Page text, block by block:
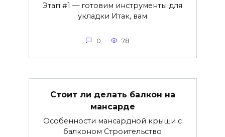
Этап #1 — готовим инструменты для
укладки Итак, вам
0 78
Стоит ли делать балкон на
мансарде
Особенности мансардной крыши с
балконом Строительство